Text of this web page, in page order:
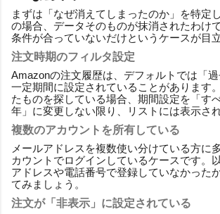
まずは「なぜ消えてしまったのか」を特定
の場合、データそのものが抹消されたわけ
条件が合っていないだけというケースが目立
注文時期のフィルタ設定
Amazonの注文履歴は、デフォルトでは「
一定期間に設定されていることがあります
たものを探している場合、期間設定を「す
年」に変更しない限り、リストには表示され
複数のアカウントを所有している
メールアドレスを複数使い分けている方に
カウントでログインしているケースです。
アドレスや電話番号で登録していなかった
てみましょう。
注文が「非表示」に設定されている